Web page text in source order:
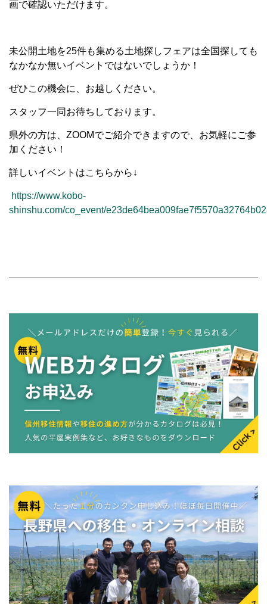
画で確認いただけます。
未公開土地を25件も集める土地探しフェアは全国探しても
なかなか無いイベントではないでしょうか！
ぜひこの機会に、お越しください。
スタッフ一同お待ちしております。
県外の方は、ZOOMでご紹介できますので、お気軽にご参
加ください！
詳しいイベントはこちらから↓
https://www.kobo-
shinshu.com/co_event/